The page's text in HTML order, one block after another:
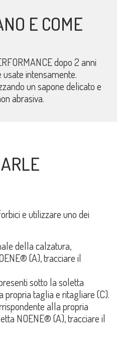
E COME
dopo 2 anni
intensamente.
un sapone delicato e
abrasiva.
e utilizzare uno dei
della calzatura,
(A), tracciare il
sotto la soletta
propria taglia e ritagliare (C).
alla propria
NOENE® (A), tracciare il